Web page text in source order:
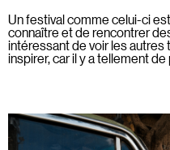
Un festival comme celui-ci
connaître et de rencontrer
intéressant de voir les
inspirer, car il y a tellement